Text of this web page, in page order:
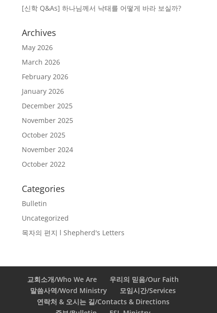
[신학 Q&As] 하나님께서 낙태를 어떻게 바라 보실까?
Archives
May 2026
March 2026
February 2026
January 2026
December 2025
November 2025
October 2025
November 2024
October 2022
Categories
Bulletin
Uncategorized
목자의 편지 l Shepherd's Letters
교회소개/Who We Are
우리의 믿음/Our Faith
말씀사역/Word Ministry
모임시간/Services
연락처 & 오시는 길/Contacts & Directions